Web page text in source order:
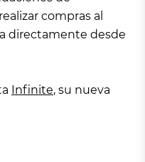
compras al
directamente desde
Infinite, su nueva